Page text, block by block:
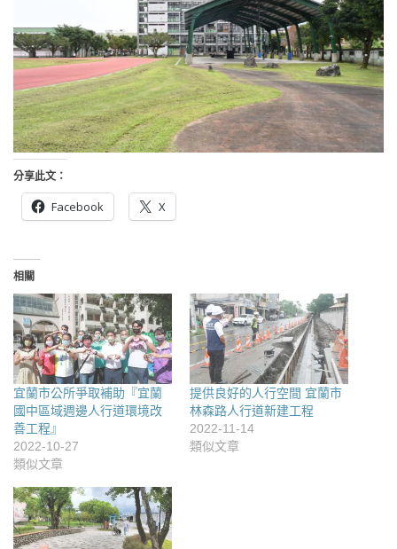
分享此文：
Facebook X
相關
宜蘭市公所爭取補助『宜蘭
國中區域週邊人行道環境改
善工程』
2022-10-27
類似文章
提供良好的人行空間 宜蘭市
林森路人行道新建工程
2022-11-14
類似文章